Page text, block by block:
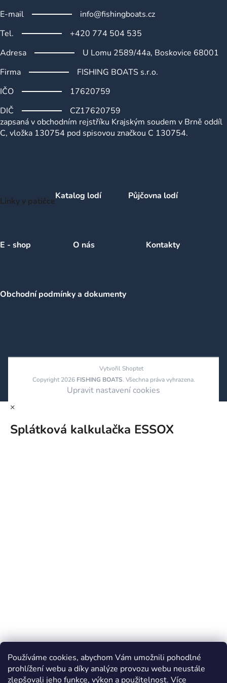
Používáme cookies, abychom Vám umožnili pohodlné
prohlížení webu a díky analýze provozu webu neustále
zlepšovali jeho funkce, výkon a použitelnost. Více
ý
p
i
u
E-mail
info@fishingboats.cz
Tel.
+420 774 504 535
Adresa
U Lomu 2589/44a, Boskovice 68001
Firma
FISHING BOATS s.r.o.
IČO
17620759
DIČ
CZ17620759
zapsaná v obchodním rejstříku Krajským soudem v Brně oddíl
C, vložka 130754 pod spisovou značkou C 130754.
Linky v patičceKatalog lodí Půjčovna lodí
E - shop O nás Kontakty
Obchodní podmínky a dokumenty
Vytvořil Shoptet
Copyright 2026 FISHING BOATS. Všechna práva vyhrazena.
Upravit nastavení cookies
×
Splátková kalkulačka ESSOX